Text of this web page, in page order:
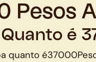
Pesos
Quanto é
quanto é37000